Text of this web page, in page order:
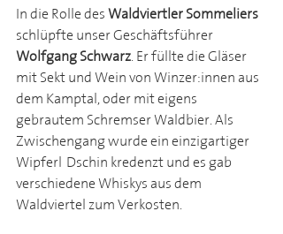
In die Rolle des Waldviertler Sommeliers
schlüpfte unser Geschäftsführer
Wolfgang Schwarz. Er füllte die Gläser
mit Sekt und Wein von Winzer:innen aus
dem Kamptal, oder mit eigens
gebrautem Schremser Waldbier. Als
Zwischengang wurde ein einzigartiger
Wipferl-Dschin kredenzt und es gab
verschiedene Whiskys aus dem
Waldviertel zum Verkosten.